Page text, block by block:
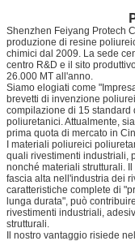
Shenzhen Feiyang Protech
produzione di resine
chimici dal 2009. La sede
centro R&D e il sito
26.000 MT all'anno.
Siamo elogiati come
brevetti di invenzione
compilazione di 15 standard
poliuretanici. Attualmente,
prima quota di mercato in
I materiali poliureici
quali rivestimenti industriali,
nonché materiali strutturali.
fascia alta nell'industria dei
caratteristiche complete di
lunga durata", può
rivestimenti industriali,
strutturali.
Il nostro vantaggio risiede